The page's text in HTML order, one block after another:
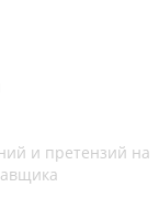
и претензий на